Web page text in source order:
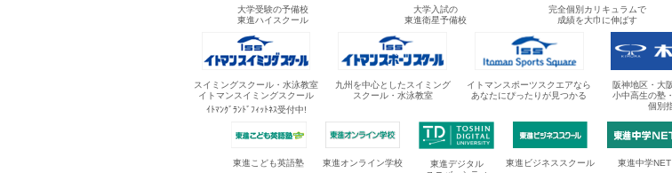
大学受験の予備校
東進ハイスクール
大学入試の
東進衛星予備校
完全個別カリキュラムで
成績を大巾に伸ばす
スイミングスクール・水泳教室
イトマンスイミングスクール
ｲﾄﾏﾝｸﾞﾗﾝﾄﾞﾌｨｯﾄﾈｽ受付中!
九州を中心としたスイミング
スクール・水泳教室
イトマンスポーツスクエアなら
あなたにぴったりが見つかる
阪神地区・大
小中高生の塾
個別
東進こども英語塾 東進オンライン学校
東進デジタル
東進ビジネススクール 東進中学NET